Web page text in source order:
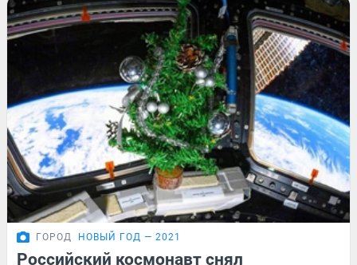
ГОРОД НОВЫЙ ГОД — 2021
Российский космонавт снял